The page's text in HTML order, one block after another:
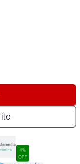
4%
OFF